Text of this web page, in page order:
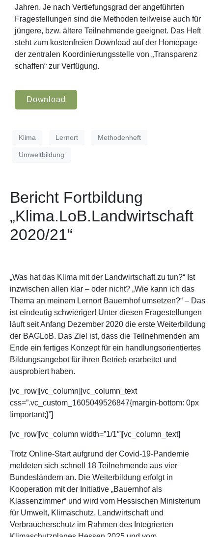
Jahren. Je nach Vertiefungsgrad der angeführten
Fragestellungen sind die Methoden teilweise auch für
jüngere, bzw. ältere Teilnehmende geeignet. Das Heft
steht zum kostenfreien Download auf der Homepage
der zentralen Koordinierungsstelle von „Transparenz
schaffen“ zur Verfügung.
Download
Klima Lernort Methodenheft
Umweltbildung
Bericht Fortbildung
„Klima.LoB.Landwirtschaft
2020/21“
„Was hat das Klima mit der Landwirtschaft zu tun?“ Ist
inzwischen allen klar – oder nicht? „Wie kann ich das
Thema an meinem Lernort Bauernhof umsetzen?“ – Das
ist eindeutig schwieriger! Unter diesen Fragestellungen
läuft seit Anfang Dezember 2020 die erste Weiterbildung
der BAGLoB. Das Ziel ist, dass die Teilnehmenden am
Ende ein fertiges Konzept für ein handlungsorientiertes
Bildungsangebot für ihren Betrieb erarbeitet und
ausprobiert haben.
[vc_row][vc_column][vc_column_text
css=”.vc_custom_1605049526847{margin-bottom: 0px
!important;}”]
[vc_row][vc_column width=”1/1″][vc_column_text]
Trotz Online-Start aufgrund der Covid-19-Pandemie
meldeten sich schnell 18 Teilnehmende aus vier
Bundesländern an. Die Weiterbildung erfolgt in
Kooperation mit der Initiative „Bauernhof als
Klassenzimmer“ und wird vom Hessischen Ministerium
für Umwelt, Klimaschutz, Landwirtschaft und
Verbraucherschutz im Rahmen des Integrierten